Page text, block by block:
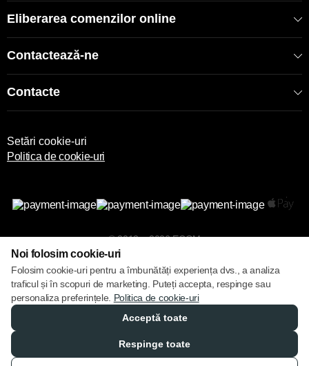
Eliberarea comenzilor online
Contactează-ne
Contacte
Setări cookie-uri
Politica de cookie-uri
© 2013 – 2026 ECOM
Noi folosim cookie-uri
Folosim cookie-uri pentru a îmbunătăți experiența dvs., a analiza
traficul și în scopuri de marketing. Puteți accepta, respinge sau
personaliza preferințele. Politica de cookie-uri
Acceptă toate
Respinge toate